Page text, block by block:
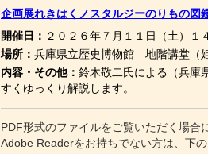
企画展れきはくノスタルジーのりもの
開催日： ２０２６年７月１１日（土）１
場所： 兵庫県立歴史博物館 地階講堂（
内容・その他： 鈴木敬二氏による（兵庫
すくゆっくり解説します。
PDF形式のファイルをご覧いただく場合
Adobe Readerをお持ちでない方は、下